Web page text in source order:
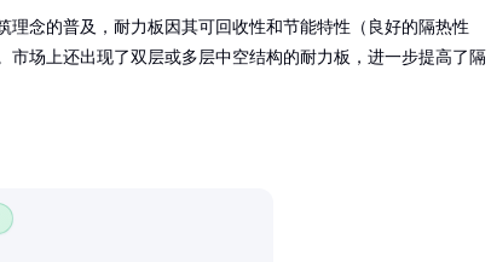
理念的普及，耐力板因其可回收性和节能特性（良好的隔热性
市场上还出现了双层或多层中空结构的耐力板，进一步提高了隔